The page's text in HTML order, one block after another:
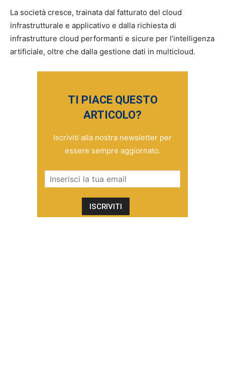
La società cresce, trainata dal fatturato del cloud
infrastrutturale e applicativo e dalla richiesta di
infrastrutture cloud performanti e sicure per l’intelligenza
artificiale, oltre che dalla gestione dati in multicloud.
TI PIACE QUESTO
ARTICOLO?
Iscriviti alla nostra newsletter per
essere sempre aggiornato.